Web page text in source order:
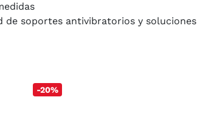
de soportes antivibratorios y soluciones
-20%